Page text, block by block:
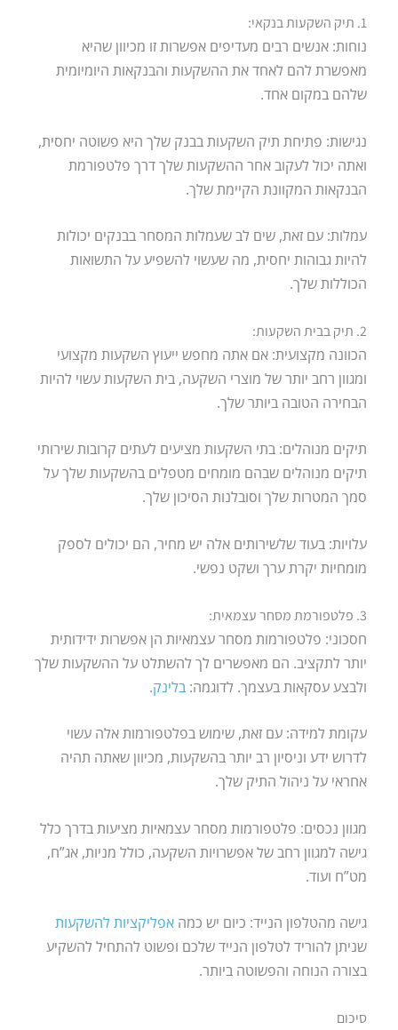
1. תיק השקעות בנקאי:
נוחות: אנשים רבים מעדיפים אפשרות זו מכיוון שהיא
מאפשרת להם לאחד את ההשקעות והבנקאות היומיומית
שלהם במקום אחד.
נגישות: פתיחת תיק השקעות בבנק שלך היא פשוטה יחסית,
ואתה יכול לעקוב אחר ההשקעות שלך דרך פלטפורמת
הבנקאות המקוונת הקיימת שלך.
עמלות: עם זאת, שים לב שעמלות המסחר בבנקים יכולות
להיות גבוהות יחסית, מה שעשוי להשפיע על התשואות
הכוללות שלך.
2. תיק בבית השקעות:
הכוונה מקצועית: אם אתה מחפש ייעוץ השקעות מקצועי
ומגוון רחב יותר של מוצרי השקעה, בית השקעות עשוי להיות
הבחירה הטובה ביותר שלך.
תיקים מנוהלים: בתי השקעות מציעים לעתים קרובות שירותי
תיקים מנוהלים שבהם מומחים מטפלים בהשקעות שלך על
סמך המטרות שלך וסובלנות הסיכון שלך.
עלויות: בעוד שלשירותים אלה יש מחיר, הם יכולים לספק
מומחיות יקרת ערך ושקט נפשי.
3. פלטפורמת מסחר עצמאית:
חסכוני: פלטפורמות מסחר עצמאיות הן אפשרות ידידותית
יותר לתקציב. הם מאפשרים לך להשתלט על ההשקעות שלך
ולבצע עסקאות בעצמך. לדוגמה: בלינק.
עקומת למידה: עם זאת, שימוש בפלטפורמות אלה עשוי
לדרוש ידע וניסיון רב יותר בהשקעות, מכיוון שאתה תהיה
אחראי על ניהול התיק שלך.
מגוון נכסים: פלטפורמות מסחר עצמאיות מציעות בדרך כלל
גישה למגוון רחב של אפשרויות השקעה, כולל מניות, אג”ח,
מט”ח ועוד.
גישה מהטלפון הנייד: כיום יש כמה אפליקציות להשקעות
שניתן להוריד לטלפון הנייד שלכם ופשוט להתחיל להשקיע
בצורה הנוחה והפשוטה ביותר.
סיכום